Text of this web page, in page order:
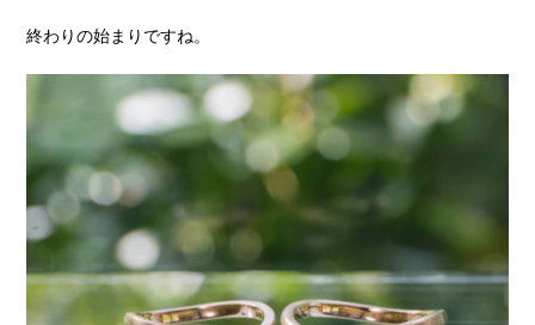
終わりの始まりですね。